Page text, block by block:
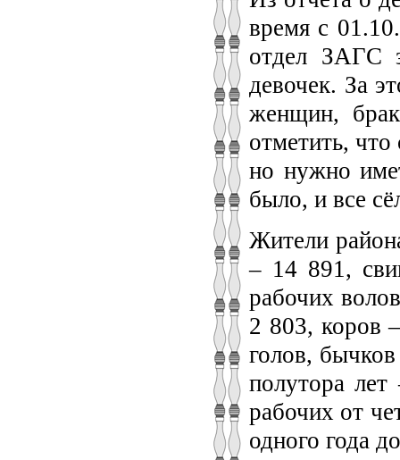
время с
отдел ЗАГС
девочек. За
женщин,
отметить,
но нужно
было, и все
Жители
– 14 891,
рабочих
2 803, коров
голов,
полутора
рабочих от
одного года